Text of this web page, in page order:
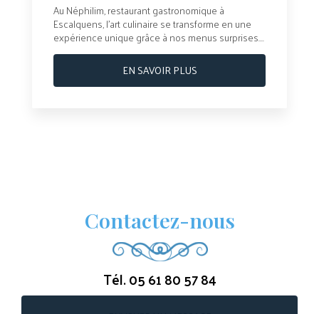
Au Néphilim, restaurant gastronomique à
Escalquens, l’art culinaire se transforme en une
expérience unique grâce à nos menus surprises....
EN SAVOIR PLUS
Contactez-nous
Tél.05 61 80 57 84